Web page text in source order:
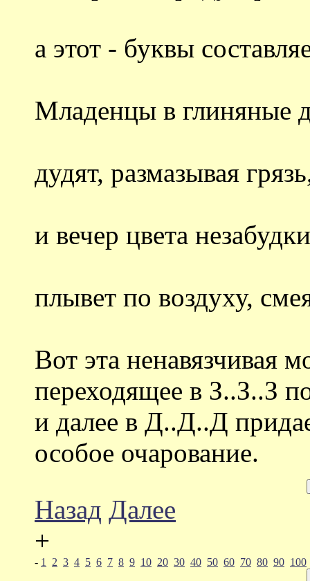
а этот - буквы
Младенцы в глиняные
дудят, размазывая
и вечер цвета незабудки
плывет по воздуху,
Вот эта ненавязчивая
переходящее в З..З..З
и далее в Д..Д..Д
особое очарование.
Назад Далее
+
- 1 2 3 4 5 6 7 8 9 10 20 30 40 50 60 70 80 90 100